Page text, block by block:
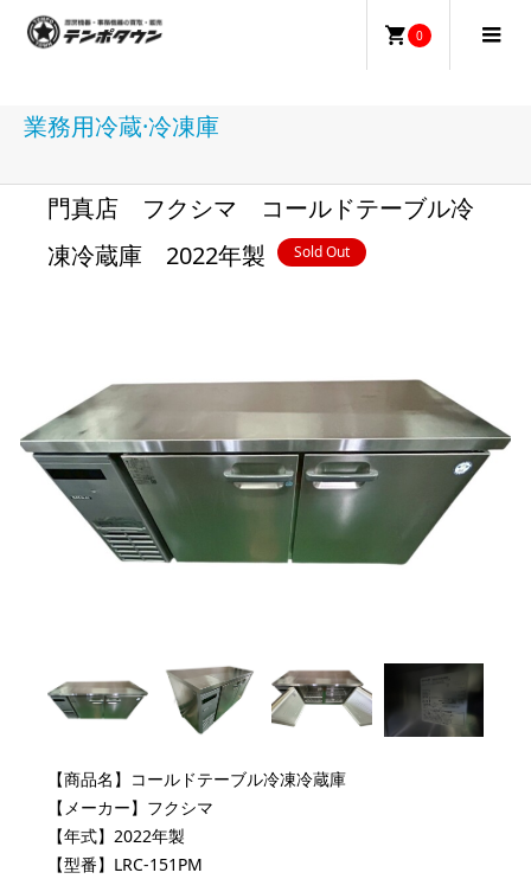
0
業務用冷蔵·冷凍庫
門真店 フクシマ コールドテーブル冷
凍冷蔵庫 2022年製
Sold Out
【商品名】コールドテーブル冷凍冷蔵庫
【メーカー】フクシマ
【年式】2022年製
【型番】LRC-151PM